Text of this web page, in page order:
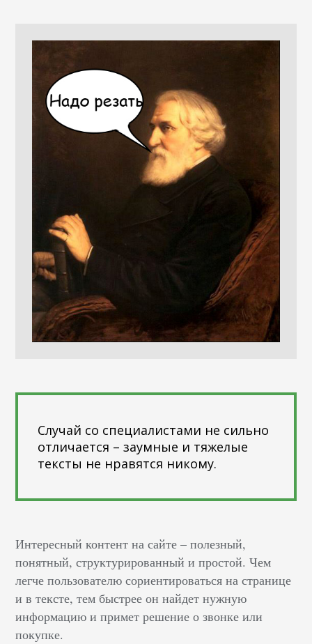
Случай со специалистами не сильно
отличается – заумные и тяжелые
тексты не нравятся никому.
Интересный контент на сайте – полезный,
понятный, структурированный и простой. Чем
легче пользователю сориентироваться на странице
и в тексте, тем быстрее он найдет нужную
информацию и примет решение о звонке или
покупке.